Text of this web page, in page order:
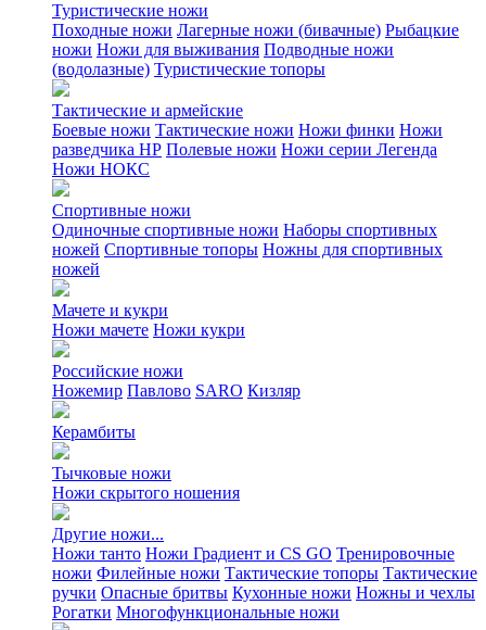
Туристические ножи
Походные ножи Лагерные ножи (бивачные) Рыбацкие
ножи Ножи для выживания Подводные ножи
(водолазные) Туристические топоры
Тактические и армейские
Боевые ножи Тактические ножи Ножи финки Ножи
разведчика НР Полевые ножи Ножи серии Легенда
Ножи НОКС
Спортивные ножи
Одиночные спортивные ножи Наборы спортивных
ножей Спортивные топоры Ножны для спортивных
ножей
Мачете и кукри
Ножи мачете Ножи кукри
Российские ножи
Ножемир Павлово SARO Кизляр
Керамбиты
Тычковые ножи
Ножи скрытого ношения
Другие ножи...
Ножи танто Ножи Градиент и CS GO Тренировочные
ножи Филейные ножи Тактические топоры Тактические
ручки Опасные бритвы Кухонные ножи Ножны и чехлы
Рогатки Многофункциональные ножи